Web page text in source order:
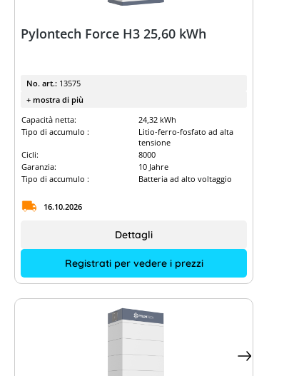
Pylontech Force H3 25,60 kWh
No. art.: 13575
+ mostra di più
Capacità netta:
24,32 kWh
Tipo di accumulo :
Litio-ferro-fosfato ad alta
tensione
Cicli:
8000
Garanzia:
10 Jahre
Tipo di accumulo :
Batteria ad alto voltaggio
16.10.2026
Registrati per vedere i prezzi
Dettagli